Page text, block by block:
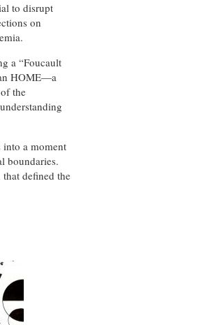
to disrupt
on
a “Foucault
HOME—a
the
into a moment
boundaries.
defined the